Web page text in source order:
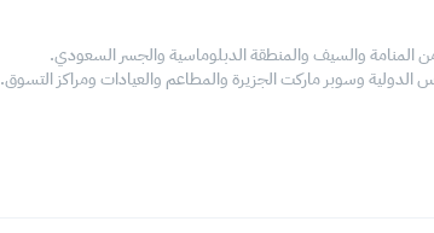
من المنامة والسيف والمنطقة الدبلوماسية والجسر السعودي.
وسوبر ماركت الجزيرة والمطاعم والعيادات ومراكز التسوق.